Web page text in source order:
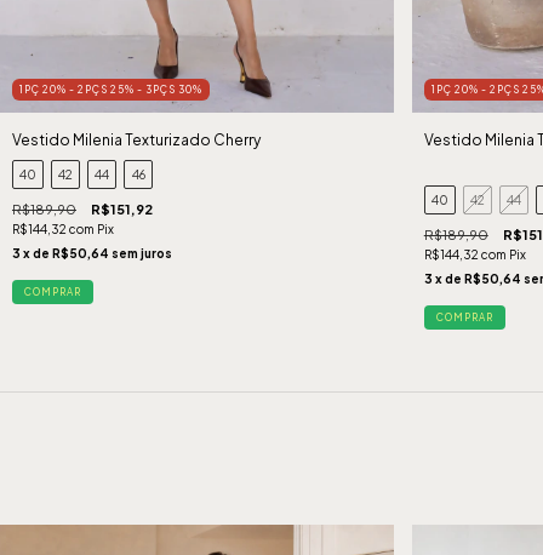
1PÇ 20% - 2PÇS 25% - 3PÇS 30%
Vestido Milenia Texturizado Cherry
40 42 44 46
R$189,90 R$151,92
R$144,32 com Pix
3 x de R$50,64 sem juros
COMPRAR
1PÇ 20% - 2PÇS
Vestido Milenia
40 42 44
R$189,90
R$144,32 com Pix
3 x de R$50,64
COMPRAR